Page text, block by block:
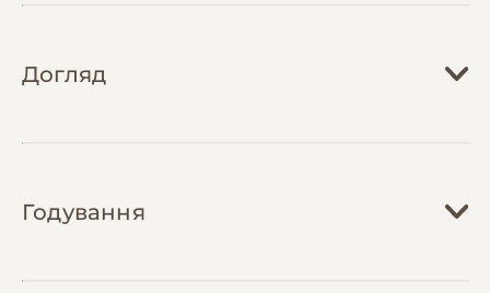
Догляд
регулярної уваги та зусиль. Їхня густа
подвійна шерсть потребує щотижневого
- щоденного догляду спеціальною щіткою.
Годування